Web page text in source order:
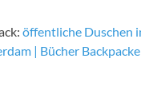
öffentliche Duschen
| Bücher